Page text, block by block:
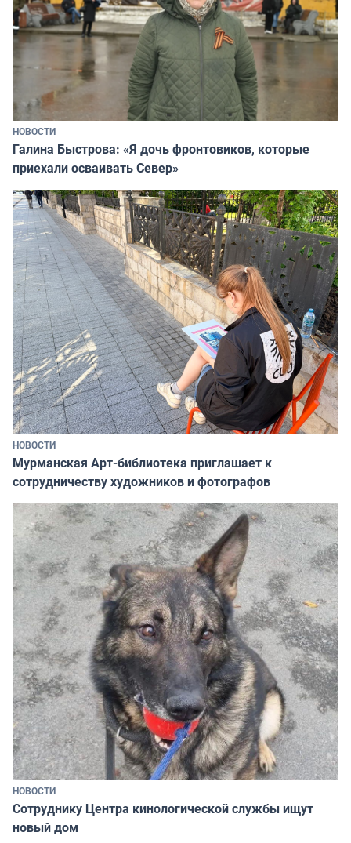
НОВОСТИ
Галина Быстрова: «Я дочь фронтовиков, которые
приехали осваивать Север»
НОВОСТИ
Мурманская Арт-библиотека приглашает к
сотрудничеству художников и фотографов
НОВОСТИ
Сотруднику Центра кинологической службы ищут
новый дом